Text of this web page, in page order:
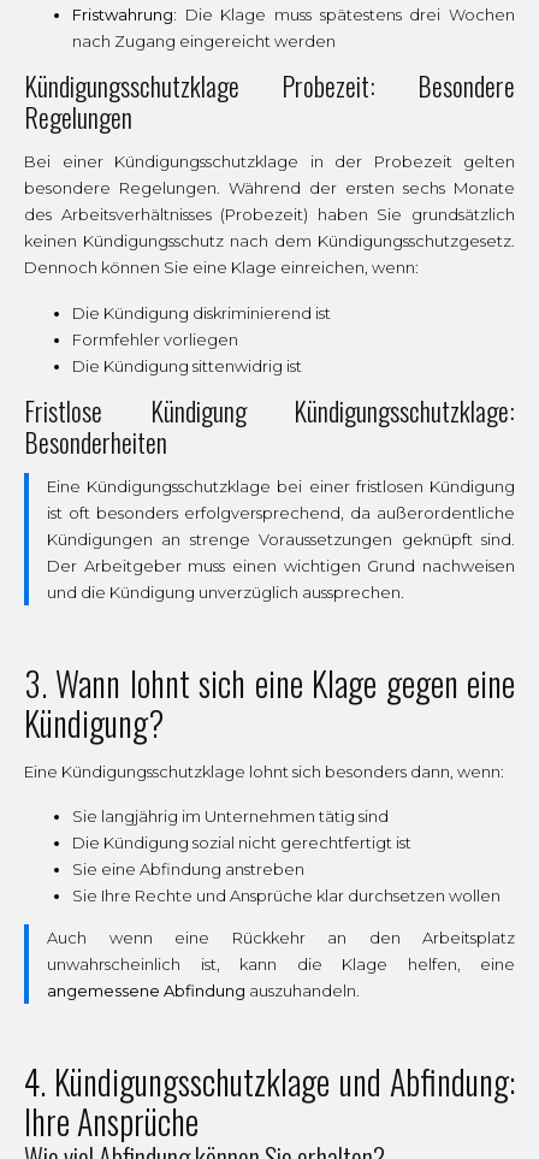
Fristwahrung: Die Klage muss spätestens drei Wochen
nach Zugang eingereicht werden
Kündigungsschutzklage Probezeit: Besondere
Regelungen
Bei einer Kündigungsschutzklage in der Probezeit gelten
besondere Regelungen. Während der ersten sechs Monate
des Arbeitsverhältnisses (Probezeit) haben Sie grundsätzlich
keinen Kündigungsschutz nach dem Kündigungsschutzgesetz.
Dennoch können Sie eine Klage einreichen, wenn:
Die Kündigung diskriminierend ist
Formfehler vorliegen
Die Kündigung sittenwidrig ist
Fristlose Kündigung Kündigungsschutzklage:
Besonderheiten
Eine Kündigungsschutzklage bei einer fristlosen Kündigung
ist oft besonders erfolgversprechend, da außerordentliche
Kündigungen an strenge Voraussetzungen geknüpft sind.
Der Arbeitgeber muss einen wichtigen Grund nachweisen
und die Kündigung unverzüglich aussprechen.
3. Wann lohnt sich eine Klage gegen eine
Kündigung?
Eine Kündigungsschutzklage lohnt sich besonders dann, wenn:
Sie langjährig im Unternehmen tätig sind
Die Kündigung sozial nicht gerechtfertigt ist
Sie eine Abfindung anstreben
Sie Ihre Rechte und Ansprüche klar durchsetzen wollen
Auch wenn eine Rückkehr an den Arbeitsplatz
unwahrscheinlich ist, kann die Klage helfen, eine
angemessene Abfindung auszuhandeln.
4. Kündigungsschutzklage und Abfindung:
Ihre Ansprüche